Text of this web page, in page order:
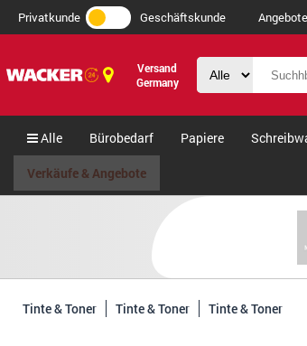
Privatkunde Geschäftskunde
Versand
Germany
Alle Bürobedarf Papiere
Verkäufe & Angebote
Tinte & Toner Tinte & Toner Tinte & Toner